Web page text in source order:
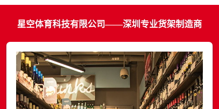
星空体育科技有限公司——深圳专业货架制造商